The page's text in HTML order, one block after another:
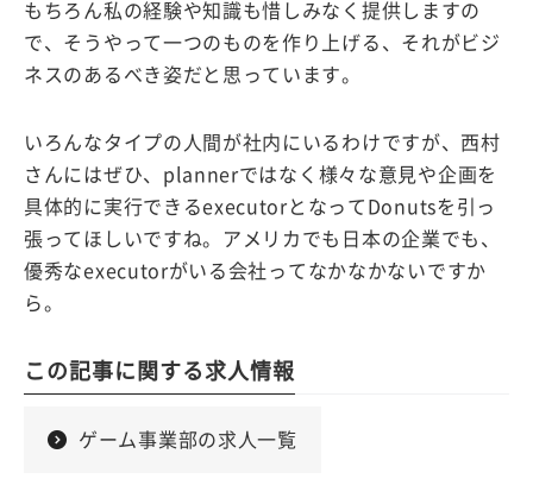
もちろん私の経験や知識も惜しみなく提供しますの
で、そうやって一つのものを作り上げる、それがビジ
ネスのあるべき姿だと思っています。
いろんなタイプの人間が社内にいるわけですが、西村
さんにはぜひ、plannerではなく様々な意見や企画を
具体的に実行できるexecutorとなってDonutsを引っ
張ってほしいですね。アメリカでも日本の企業でも、
優秀なexecutorがいる会社ってなかなかないですか
ら。
この記事に関する求人情報
ゲーム事業部の求人一覧